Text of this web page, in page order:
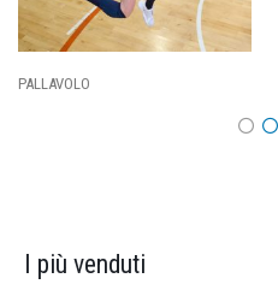
PALLAVOLO
I più venduti